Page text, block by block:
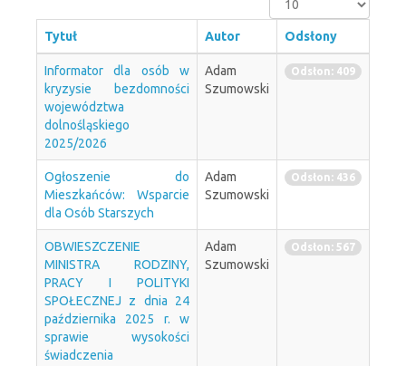
#
Tytuł
Autor Odsłony
Informator dla osób w
kryzysie bezdomności
województwa
dolnośląskiego
2025/2026
Adam
Szumowski
Odsłon: 409
Ogłoszenie do
Mieszkańców: Wsparcie
dla Osób Starszych
Adam
Szumowski
Odsłon: 436
OBWIESZCZENIE
MINISTRA RODZINY,
PRACY I POLITYKI
SPOŁECZNEJ z dnia 24
października 2025 r. w
sprawie wysokości
świadczenia
Adam
Szumowski
Odsłon: 567